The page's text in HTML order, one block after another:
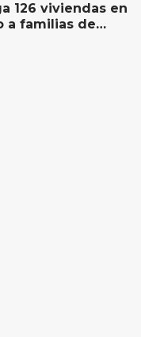
126 viviendas en
a familias de